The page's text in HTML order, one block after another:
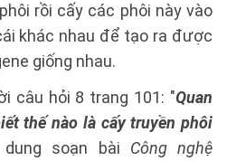
rồi cấy các phôi này vào
khác nhau để tạo ra được
giống nhau.
câu hỏi 8 trang 101: "Quan
thế nào là cấy truyền phôi
soạn bài Công nghệ